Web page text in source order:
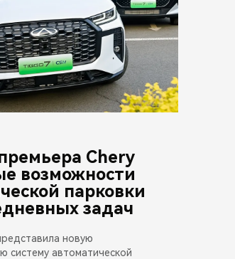
Chery
возможности
парковки
задач
новую
систему автоматической